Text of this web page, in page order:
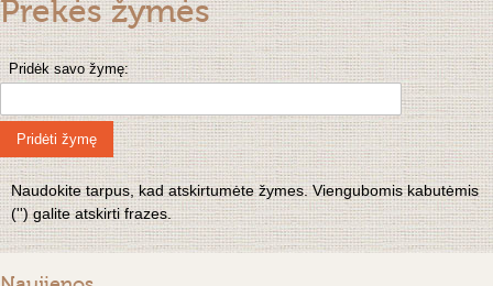
Prekės žymės
Pridėk savo žymę:
Pridėti žymę
Naudokite tarpus, kad atskirtumėte žymes. Viengubomis kabutėmis
('') galite atskirti frazes.